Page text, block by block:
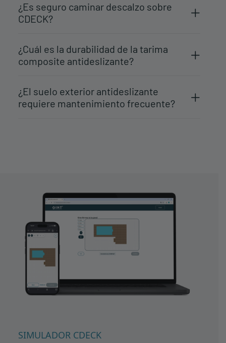
¿Es seguro caminar descalzo sobre
CDECK?
¿Cuál es la durabilidad de la tarima
composite antideslizante?
¿El suelo exterior antideslizante
requiere mantenimiento frecuente?
SIMULADOR CDECK